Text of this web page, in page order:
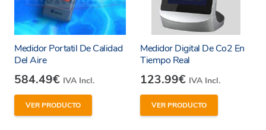
Medidor Portatil De Calidad
Del Aire
584.49€ IVA Incl.
VER PRODUCTO
Medidor Digital De Co2 En
Tiempo Real
123.99€ IVA Incl.
VER PRODUCTO